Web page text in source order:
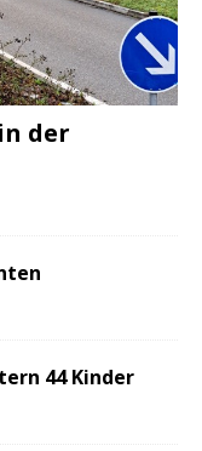
der
44 Kinder